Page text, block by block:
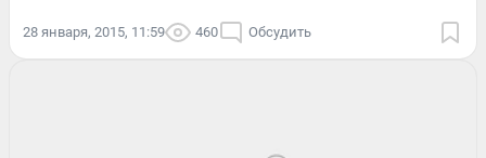
28 января, 2015, 11:59 460 Обсудить